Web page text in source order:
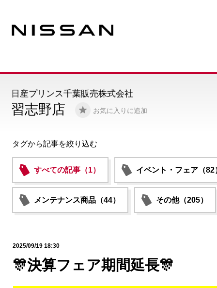
習志野店 お気に入りに追加
日産プリンス千葉販売株式会社
タグから記事を絞り込む
すべての記事（1） イベント・フェア（82
メンテナンス商品（44） その他（205）
2025/09/19 18:30
🎊決算フェア期間延長🎊